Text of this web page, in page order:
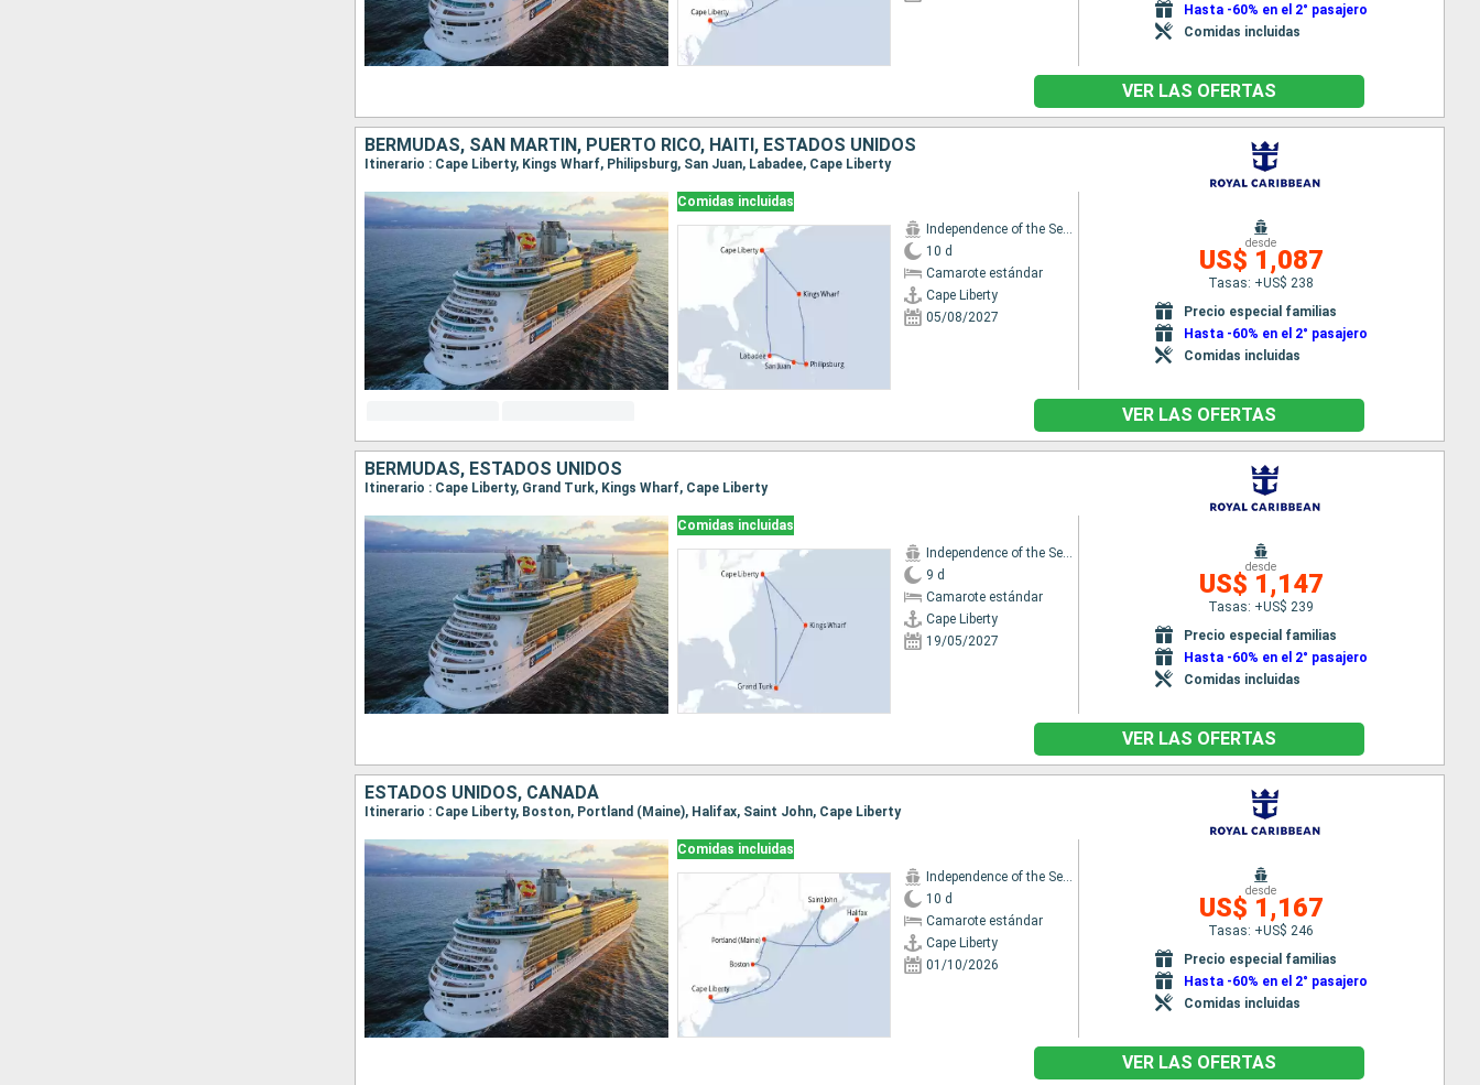
Hasta -60% en el 2° pasajero
Comidas incluidas
VER LAS OFERTAS
BERMUDAS, SAN MARTÍN, PUERTO RICO, HAITI, ESTADOS UNIDOS
Itinerario : Cape Liberty, Kings Wharf, Philipsburg, San Juan, Labadee, Cape Liberty
Comidas incluidas
Independence of the Seas
10 d
Camarote estándar
Cape Liberty
05/08/2027
desde
US$ 1,087
Tasas: +US$ 238
Precio especial familias
Hasta -60% en el 2° pasajero
Comidas incluidas
VER LAS OFERTAS
BERMUDAS, ESTADOS UNIDOS
Itinerario : Cape Liberty, Grand Turk, Kings Wharf, Cape Liberty
Comidas incluidas
Independence of the Seas
9 d
Camarote estándar
Cape Liberty
19/05/2027
desde
US$ 1,147
Tasas: +US$ 239
Precio especial familias
Hasta -60% en el 2° pasajero
Comidas incluidas
VER LAS OFERTAS
ESTADOS UNIDOS, CANADÁ
Itinerario : Cape Liberty, Boston, Portland (Maine), Halifax, Saint John, Cape Liberty
Comidas incluidas
Independence of the Seas
10 d
Camarote estándar
Cape Liberty
01/10/2026
desde
US$ 1,167
Tasas: +US$ 246
Precio especial familias
Hasta -60% en el 2° pasajero
Comidas incluidas
VER LAS OFERTAS